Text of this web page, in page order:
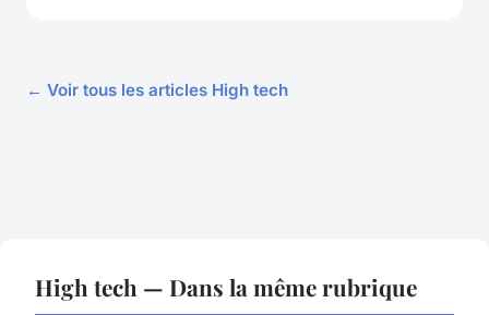
← Voir tous les articles High tech
High tech — Dans la même rubrique